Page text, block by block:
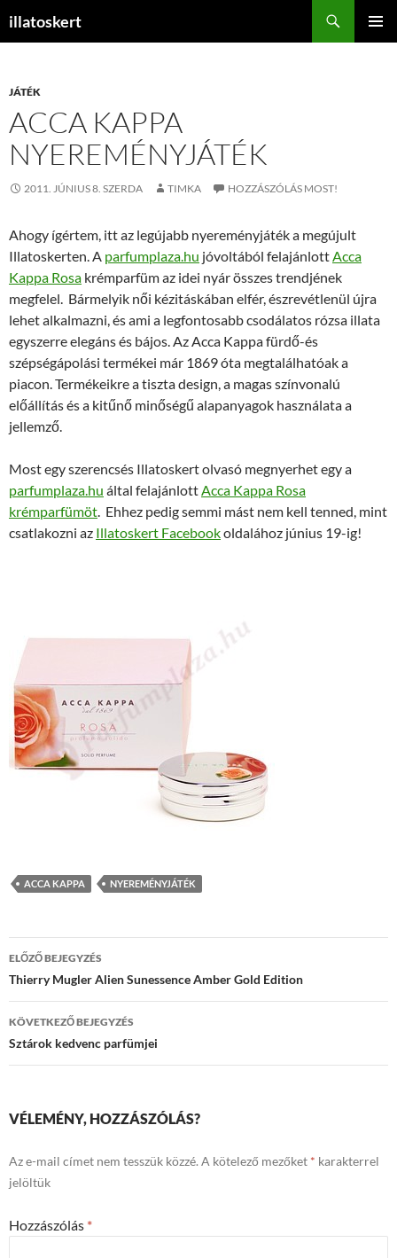
illatoskert
JÁTÉK
ACCA KAPPA
NYEREMÉNYJÁTÉK
2011. JÚNIUS 8. SZERDA TIMKA HOZZÁSZÓLÁS MOST!
Ahogy ígértem, itt az legújabb nyereményjáték a megújult
Illatoskerten. A parfumplaza.hu jóvoltából felajánlottAcca
Kappa Rosa krémparfüm az idei nyár összes trendjének
megfelel. Bármelyik női kézitáskában elfér, észrevétlenül újra
lehet alkalmazni, és ami a legfontosabb csodálatos rózsa illata
egyszerre elegáns és bájos. Az Acca Kappa fürdő-és
szépségápolási termékei már 1869 óta megtalálhatóak a
piacon. Termékeikre a tiszta design, a magas színvonalú
előállítás és a kitűnő minőségű alapanyagok használata a
jellemző.
Most egy szerencsés Illatoskert olvasó megnyerhet egy a
parfumplaza.hu által felajánlottAcca Kappa Rosa
krémparfümöt. Ehhez pedig semmi mást nem kell tenned, mint
csatlakozni az Illatoskert Facebookoldalához június 19-ig!
ACCA KAPPA NYEREMÉNYJÁTÉK
Bejegyzés
navigáció
ELŐZŐ BEJEGYZÉS
Thierry Mugler Alien Sunessence Amber Gold Edition
KÖVETKEZŐ BEJEGYZÉS
Sztárok kedvenc parfümjei
VÉLEMÉNY, HOZZÁSZÓLÁS?
Az e-mail címet nem tesszük közzé. A kötelező mezőket * karakterrel
jelöltük
Hozzászólás *